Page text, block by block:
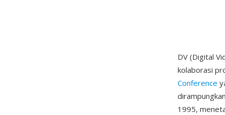
DV (Digital
kolaborasi
Conference
1995,